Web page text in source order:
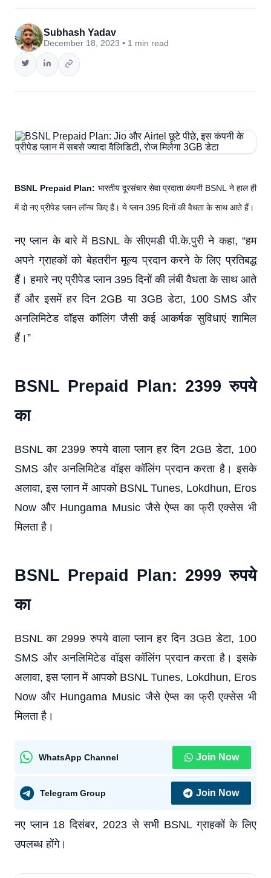
Subhash Yadav
December 18, 2023 • 1 min read
BSNL Prepaid Plan: भारतीय दूरसंचार सेवा प्रदाता कंपनी BSNL ने हाल ही
में दो नए प्रीपेड प्लान लॉन्च किए हैं। ये प्लान 395 दिनों की वैधता के साथ आते हैं।
नए प्लान के बारे में BSNL के सीएमडी पी.के.पुरी ने कहा, “हम
अपने ग्राहकों को बेहतरीन मूल्य प्रदान करने के लिए प्रतिबद्ध
हैं। हमारे नए प्रीपेड प्लान 395 दिनों की लंबी वैधता के साथ आते
हैं और इसमें हर दिन 2GB या 3GB डेटा, 100 SMS और
अनलिमिटेड वॉइस कॉलिंग जैसी कई आकर्षक सुविधाएं शामिल
हैं।”
BSNL Prepaid Plan: 2399 रुपये
का
BSNL का 2399 रुपये वाला प्लान हर दिन 2GB डेटा, 100
SMS और अनलिमिटेड वॉइस कॉलिंग प्रदान करता है। इसके
अलावा, इस प्लान में आपको BSNL Tunes, Lokdhun, Eros
Now और Hungama Music जैसे ऐप्स का फ्री एक्सेस भी
मिलता है।
BSNL Prepaid Plan: 2999 रुपये
का
BSNL का 2999 रुपये वाला प्लान हर दिन 3GB डेटा, 100
SMS और अनलिमिटेड वॉइस कॉलिंग प्रदान करता है। इसके
अलावा, इस प्लान में आपको BSNL Tunes, Lokdhun, Eros
Now और Hungama Music जैसे ऐप्स का फ्री एक्सेस भी
मिलता है।
WhatsApp Channel Join Now
Telegram Group Join Now
नए प्लान 18 दिसंबर, 2023 से सभी BSNL ग्राहकों के लिए
उपलब्ध होंगे।